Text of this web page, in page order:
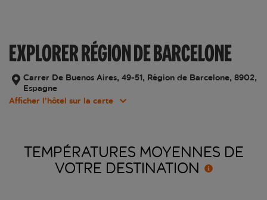
EXPLORER RÉGION DE BARCELONE
Carrer De Buenos Aires, 49-51, Région de Barcelone, 8902,
Espagne
Afficher l’hôtel sur la carte
TEMPÉRATURES MOYENNES DE
VOTRE DESTINATION